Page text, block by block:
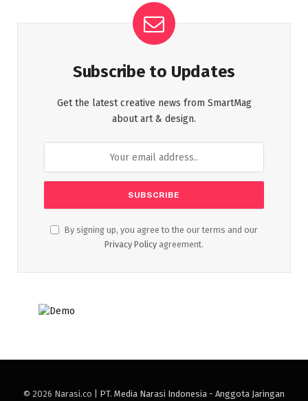
Subscribe to Updates
Get the latest creative news from SmartMag
about art & design.
By signing up, you agree to the our terms and our
Privacy Policy agreement.
© 2026 Narasi.co | PT. Media Narasi Indonesia - Anggota Jaringan